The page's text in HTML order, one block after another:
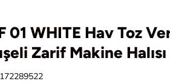
01 WHITE Hav Toz
Zarif Makine Halısı